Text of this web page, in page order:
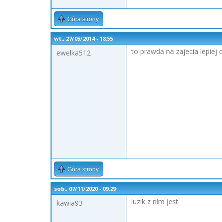
Góra strony
wt., 27/05/2014 - 18:55
ewelka512
to prawda na zajecia lepiej
Góra strony
sob., 07/11/2020 - 09:29
kawia93
luzik z nim jest